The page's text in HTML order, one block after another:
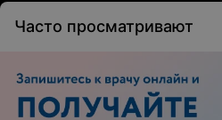
Часто просматривают